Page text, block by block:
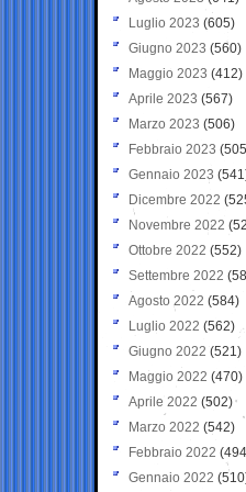
Luglio 2023 (605)
Giugno 2023 (560)
Maggio 2023 (412)
Aprile 2023 (567)
Marzo 2023 (506)
Febbraio 2023
Gennaio 2023
Dicembre 2022
Novembre 2022
Ottobre 2022 (552)
Settembre 2022
Agosto 2022 (584)
Luglio 2022 (562)
Giugno 2022 (521)
Maggio 2022 (470)
Aprile 2022 (502)
Marzo 2022 (542)
Febbraio 2022
Gennaio 2022